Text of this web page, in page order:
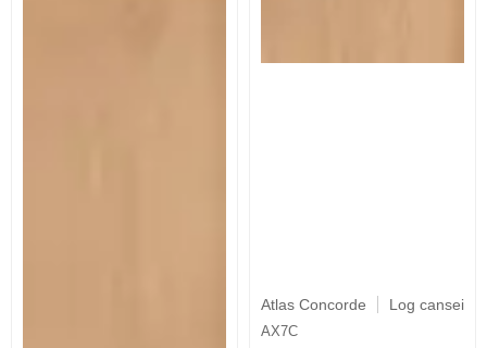
Atlas Concorde Log cansei
AX7C